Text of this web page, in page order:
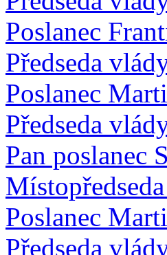
Poslanec
Předseda
Poslanec
Předseda
Pan poslanec
Poslanec
Předseda